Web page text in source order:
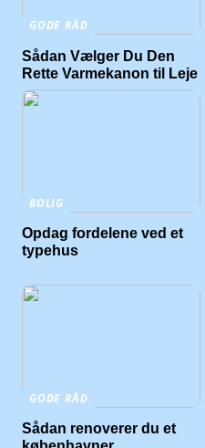
GODE RÅD
Sådan Vælger Du Den
Rette Varmekanon til Leje
BOLIG
Opdag fordelene ved et
typehus
GODE RÅD
Sådan renoverer du et